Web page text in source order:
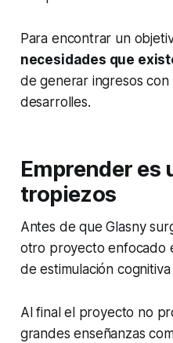
Para encontrar un
necesidades que
de generar ingresos con
desarrolles.
Emprender es
tropiezos
Antes de que Glasny
otro proyecto enfocado
de estimulación
Al final el proyecto no
grandes enseñanzas